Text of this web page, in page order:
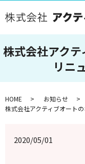
株式会社アク
リニ
HOME
お知らせ
株式会社アクティブオート
2020/05/01